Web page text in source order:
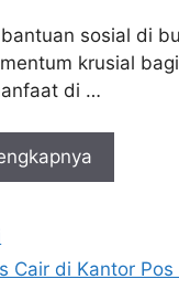
sosial di
krusial
di …
Cair di Kantor